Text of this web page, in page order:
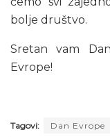
bolje društvo.
Sretan vam
Evrope!
Tagovi: Dan Evrope